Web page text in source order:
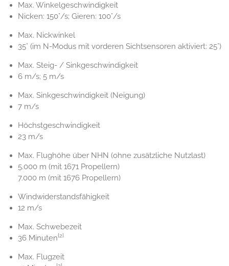
Max. Winkelgeschwindigkeit
Nicken: 150°/s; Gieren: 100°/s
Max. Nickwinkel
35° (im N-Modus mit vorderen Sichtsensoren aktiviert: 25°)
Max. Steig- / Sinkgeschwindigkeit
6 m/s; 5 m/s
Max. Sinkgeschwindigkeit (Neigung)
7 m/s
Höchstgeschwindigkeit
23 m/s
Max. Flughöhe über NHN (ohne zusätzliche Nutzlast)
5.000 m (mit 1671 Propellern)
7.000 m (mit 1676 Propellern)
Windwiderstandsfähigkeit
12 m/s
Max. Schwebezeit
36 Minuten[2]
Max. Flugzeit